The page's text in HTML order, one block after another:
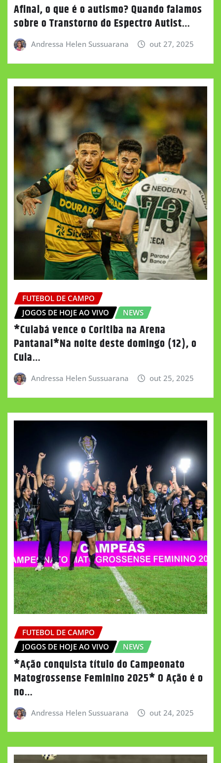
Afinal, o que é o autismo? Quando falamos
sobre o Transtorno do Espectro Autist…
Andressa Helen Sussuarana out 27, 2025
FUTEBOL DE CAMPO
JOGOS DE HOJE AO VIVO
NEWS
*Cuiabá vence o Coritiba na Arena
Pantanal*Na noite deste domingo (12), o
Cuia…
Andressa Helen Sussuarana out 25, 2025
FUTEBOL DE CAMPO
JOGOS DE HOJE AO VIVO
NEWS
*Ação conquista título do Campeonato
Matogrossense Feminino 2025* O Ação é o
no…
Andressa Helen Sussuarana out 24, 2025